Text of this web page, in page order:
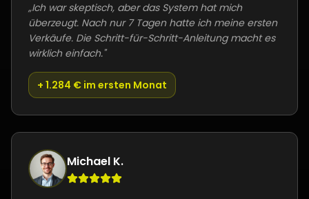
„Ich war skeptisch, aber das System hat mich
überzeugt. Nach nur 7 Tagen hatte ich meine ersten
Verkäufe. Die Schritt-für-Schritt-Anleitung macht es
wirklich einfach."
+ 1.284 € im ersten Monat
Michael K.